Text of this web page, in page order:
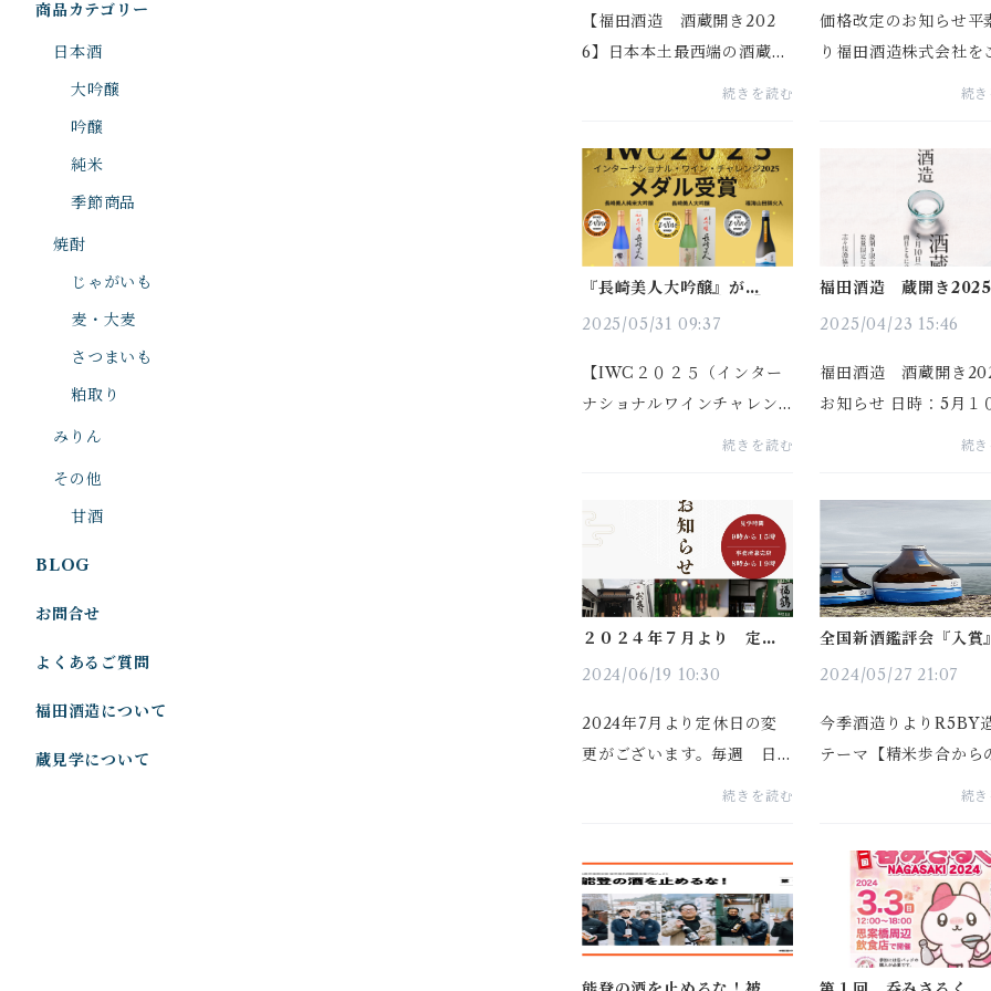
【福田酒造 酒蔵開き202
6】日本本土最西端の酒蔵
『福田酒造』の、年に一度
蔵開き』開催決定をいたし
ました。 日時：5月9日（土
曜日） （お魚祭り共催～シ
ャトルバス運行有り） 12...
続きを読む
価格改定のお知らせ平
り福田酒造株式会社を
顧賜り、誠にありがと
費・資材費・物流費等
騰に伴い、一部商品価
改定させていただくこ
なりました。これまで
努...
続
『長崎美人大吟醸』が
ＯＲＯＰＨＹ』受賞致しま
した
2025/05/31 09:37
【IWC２０２５（インター
ナショナルワインチャレン
ンドンにて開催されまし
た、【インターナショナ
ル・ワイン・チャレンジ（I
WC2025）】SAKE部門に
て、『長崎美人大...
続きを読む
福田酒造 蔵開き
2025/04/23 15:46
福田酒造 酒蔵開き
お知らせ 日時：5月１
2時より～くじ付き餅
造 単独～シャトルバ
行無し）※お魚祭りは
続
２０２４年７月より 定休
2024/06/19 10:30
2024年7月より定休日の変
更がございます。毎週 日
曜日、定休日へと変更をい
までに、ご予約を頂けます
と幸いです。ご迷惑をお掛
けいたしまして、申し訳ご
続きを読む
全国新酒鑑評会『入賞
2024/05/27 21:07
今季酒造りよりR5BY
テーマ【精米歩合から
却】この度、今年度の
しました。『福田』か
『福海』へ、リブラン
ングをし、今年1番の
しました。『自分達の
続
商品カテゴリー
日本酒
大吟醸
吟醸
純米
季節商品
焼酎
じゃがいも
麦・大麦
さつまいも
粕取り
みりん
その他
甘酒
BLOG
お問合せ
よくあるご質問
福田酒造について
蔵見学について